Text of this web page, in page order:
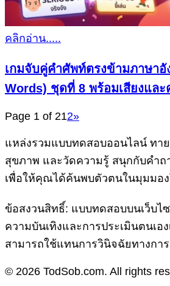
คลิกอ่าน.....
เกมจับคู่คำศัพท์ตรงข้ามภาษา
Words) ชุดที่ 8 พร้อมเสียงแล
Page 1 of 212»
แหล่งรวมแบบทดสอบออนไลน์ ทา
สุขภาพ และวัดความรู้ สนุกกับคำถ
เพื่อให้คุณได้ค้นพบตัวตนในมุมมอ
ข้อสงวนสิทธิ์: แบบทดสอบบนเว็บไ
ความบันเทิงและการประเมินตนเอ
สามารถใช้แทนการวินิจฉัยทางกา
© 2026 TodSob.com. All rights